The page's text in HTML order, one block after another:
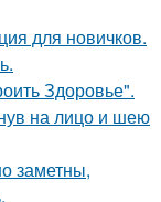
для новичков.
Здоровье".
на лицо и шею
заметны,